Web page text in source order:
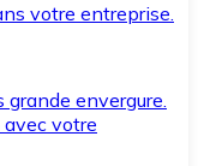
votre entreprise.
envergure.
votre